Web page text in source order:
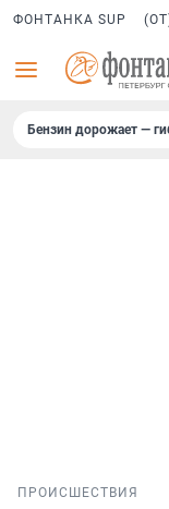
ФОНТАНКА SUP
Бензин дорожает —
ПРОИСШЕСТВИЯ